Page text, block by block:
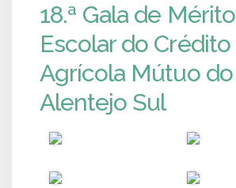
18.ª Gala de Mérito
Escolar do Crédito
Agrícola Mútuo do
Alentejo Sul